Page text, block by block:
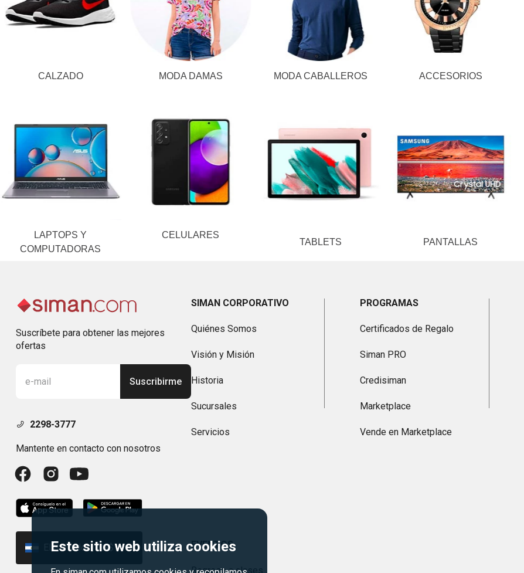
Este sitio web utiliza cookies
CALZADO MODA DAMAS MODA CABALLEROS ACCESORIOS
LAPTOPS Y
COMPUTADORAS
CELULARES
TABLETS PANTALLAS
Suscríbete para obtener las mejores
ofertas
Suscribirme
2298-3777
Mantente en contacto con nosotros
El Salvador | US$
SIMAN CORPORATIVO
Quiénes Somos
Visión y Misión
Historia
Sucursales
Servicios
PROGRAMAS
Certificados de Regalo
Siman PRO
Credisiman
Marketplace
Vende en Marketplace
EVENTOS
Regreso a clases